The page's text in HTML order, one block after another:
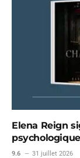
Elena Reign
9.6 31 juillet 2026